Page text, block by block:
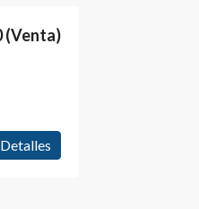
(Venta)
Detalles